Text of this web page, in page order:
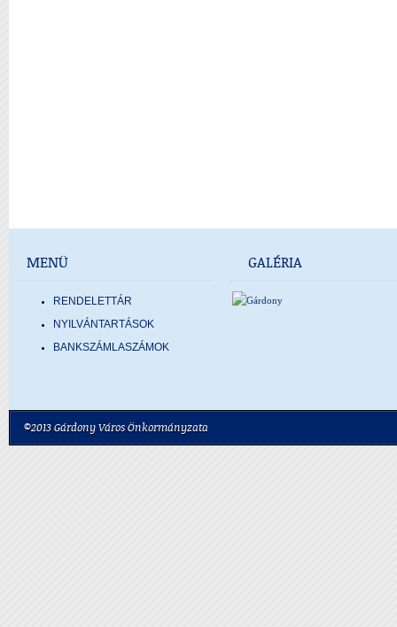
MENÜ
RENDELETTÁR
NYILVÁNTARTÁSOK
BANKSZÁMLASZÁMOK
GALÉRIA
©2013 Gárdony Város Önkormányzata